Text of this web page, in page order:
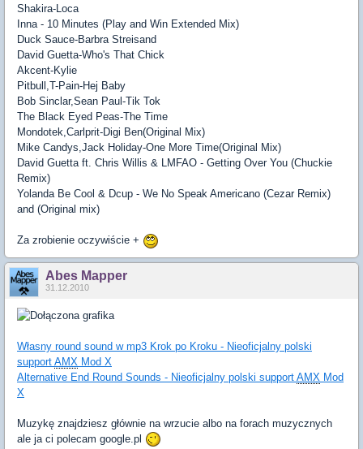
Shakira-Loca
Inna - 10 Minutes (Play and Win Extended Mix)
Duck Sauce-Barbra Streisand
David Guetta-Who's That Chick
Akcent-Kylie
Pitbull,T-Pain-Hej Baby
Bob Sinclar,Sean Paul-Tik Tok
The Black Eyed Peas-The Time
Mondotek,Carlprit-Digi Ben(Original Mix)
Mike Candys,Jack Holiday-One More Time(Original Mix)
David Guetta ft. Chris Willis & LMFAO - Getting Over You (Chuckie
Remix)
Yolanda Be Cool & Dcup - We No Speak Americano (Cezar Remix)
and (Original mix)
Za zrobienie oczywiście +
Abes Mapper
31.12.2010
Własny round sound w mp3 Krok po Kroku - Nieoficjalny polski
support AMX Mod X
Alternative End Round Sounds - Nieoficjalny polski support AMX Mod
X
Muzykę znajdziesz głównie na wrzucie albo na forach muzycznych
ale ja ci polecam google.pl